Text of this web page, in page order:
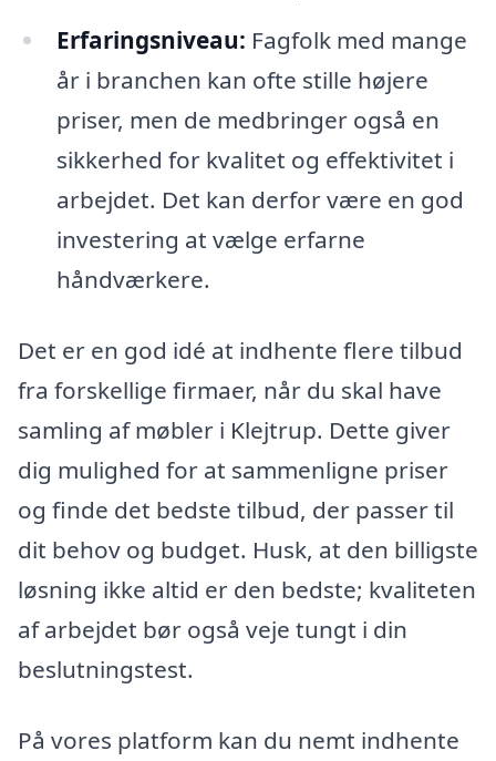
Erfaringsniveau: Fagfolk med mange
år i branchen kan ofte stille højere
priser, men de medbringer også en
sikkerhed for kvalitet og effektivitet i
arbejdet. Det kan derfor være en god
investering at vælge erfarne
håndværkere.
Det er en god idé at indhente flere tilbud
fra forskellige firmaer, når du skal have
samling af møbler i Klejtrup. Dette giver
dig mulighed for at sammenligne priser
og finde det bedste tilbud, der passer til
dit behov og budget. Husk, at den billigste
løsning ikke altid er den bedste; kvaliteten
af arbejdet bør også veje tungt i din
beslutningstest.
På vores platform kan du nemt indhente